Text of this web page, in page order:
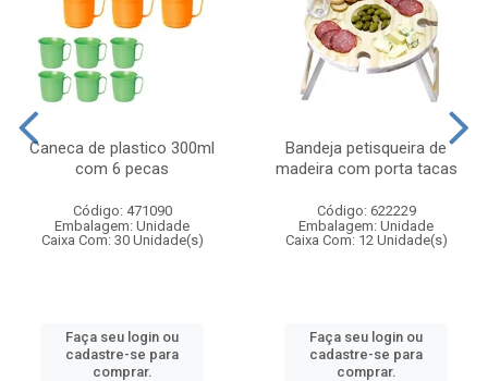
Caneca de plastico 300ml
com 6 pecas
Código: 471090
Embalagem: Unidade
Caixa Com: 30 Unidade(s)
Faça seu login ou
cadastre-se para
comprar.
Bandeja petisqueira de
madeira com porta tacas
Código: 622229
Embalagem: Unidade
Caixa Com: 12 Unidade(s)
Faça seu login ou
cadastre-se para
comprar.